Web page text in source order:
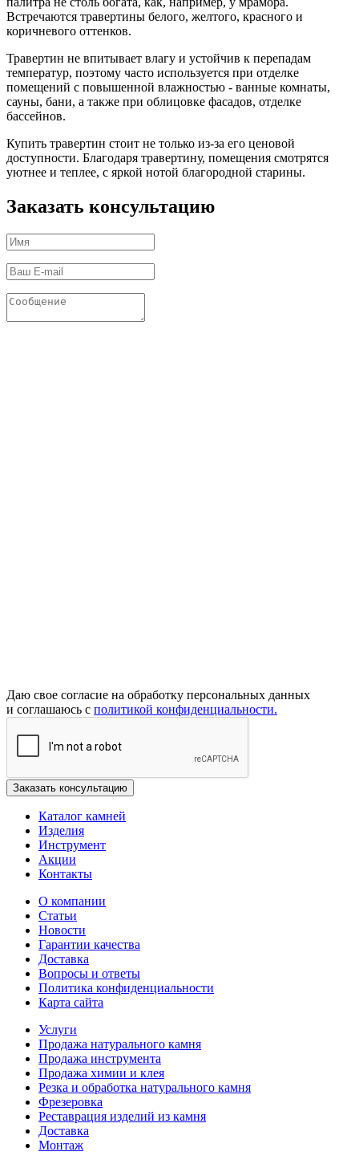
Встречаются травертины белого, желтого, красного и
коричневого оттенков.
Травертин не впитывает влагу и устойчив к перепадам
температур, поэтому часто используется при отделке
помещений с повышенной влажностью - ванные комнаты,
сауны, бани, а также при облицовке фасадов, отделке
бассейнов.
Купить травертин стоит не только из-за его ценовой
доступности. Благодаря травертину, помещения смотрятся
уютнее и теплее, с яркой нотой благородной старины.
Заказать консультацию
Даю свое согласие на обработку персональных данных
и соглашаюсь с политикой конфиденциальности.
Каталог камней
Изделия
Инструмент
Акции
Контакты
О компании
Статьи
Новости
Гарантии качества
Доставка
Вопросы и ответы
Политика конфиденциальности
Карта сайта
Услуги
Продажа натурального камня
Продажа инструмента
Продажа химии и клея
Резка и обработка натурального камня
Фрезеровка
Реставрация изделий из камня
Доставка
Монтаж